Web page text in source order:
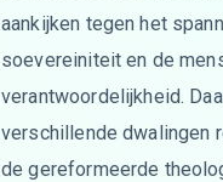
aankijken tegen het
soevereiniteit en de
verantwoordelijkheid.
verschillende dwalingen
de gereformeerde